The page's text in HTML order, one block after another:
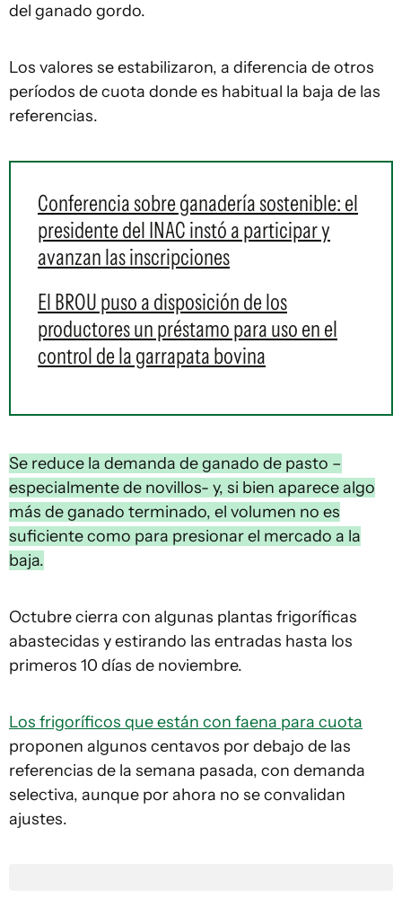
del ganado gordo.
Los valores se estabilizaron, a diferencia de otros
períodos de cuota donde es habitual la baja de las
referencias.
Conferencia sobre ganadería sostenible: el
presidente del INAC instó a participar y
avanzan las inscripciones
El BROU puso a disposición de los
productores un préstamo para uso en el
control de la garrapata bovina
Se reduce la demanda de ganado de pasto –
especialmente de novillos- y, si bien aparece algo
más de ganado terminado, el volumen no es
suficiente como para presionar el mercado a la
baja.
Octubre cierra con algunas plantas frigoríficas
abastecidas y estirando las entradas hasta los
primeros 10 días de noviembre.
Los frigoríficos que están con faena para cuota
proponen algunos centavos por debajo de las
referencias de la semana pasada, con demanda
selectiva, aunque por ahora no se convalidan
ajustes.